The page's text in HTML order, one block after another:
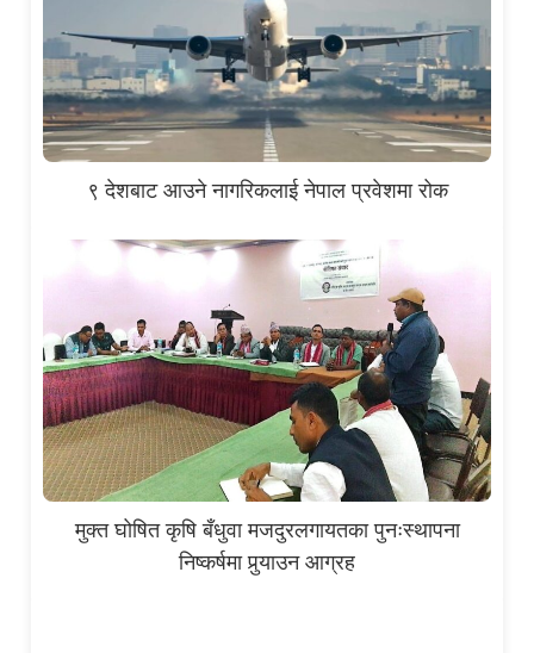
९ देशबाट आउने नागरिकलाई नेपाल प्रवेशमा रोक
मुक्त घोषित कृषि बँधुवा मजदुरलगायतका पुनःस्थापना
निष्कर्षमा पुर्‍याउन आग्रह